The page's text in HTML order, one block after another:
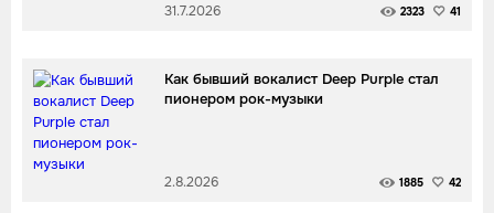
31.7.2026 2323 41
Как бывший вокалист Deep Purple стал
пионером рок-музыки
2.8.2026 1885 42